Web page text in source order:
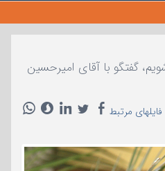
گفتگو با آقای امیرحسین
فایلهای مرتبط